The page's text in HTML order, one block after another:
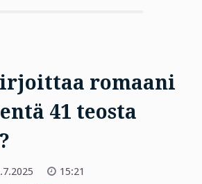
romaani
41 teosta
15:21